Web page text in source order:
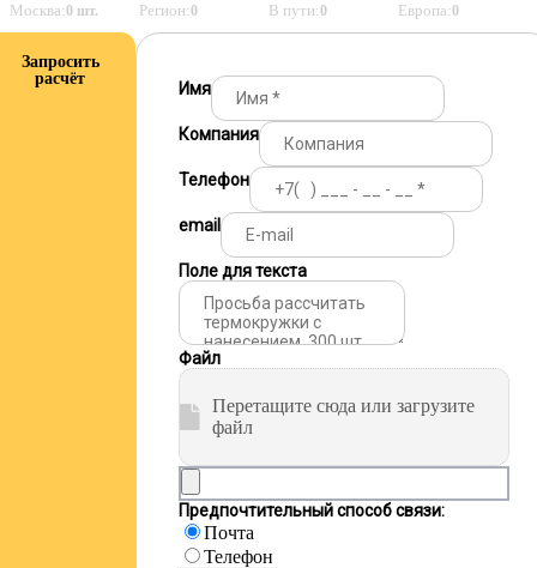
Москва:0 шт. Регион:0 В пути:0 Европа:0
Запросить
расчёт
Имя
Компания
Телефон
email
Поле для текста
Файл
Перетащите сюда или загрузите
файл
Предпочтительный способ связи:
Почта
Телефон